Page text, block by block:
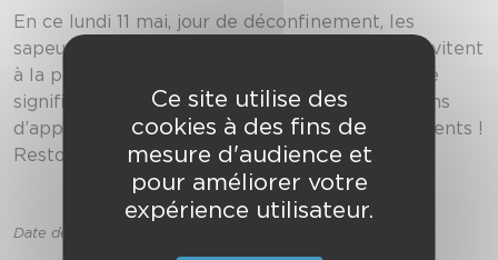
En ce lundi 11 mai, jour de déconfinement, les
sapeurs-pompiers de la Haute-Garonne vous invitent
à la plus grande vigilance. Le déconfinement ne
signifie pas la fin de l’épidémie. Aussi, continuons
d’appliquer les gestes barrières et soyons prudents !
Restons tous mobilisés contre le Covid-19 !
Date de publication lundi 05 mai 2020
Ce site utilise des
cookies à des fins de
mesure d'audience et
pour améliorer votre
expérience utilisateur.